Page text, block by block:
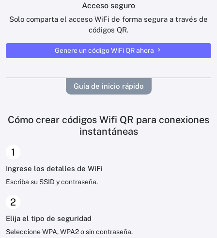
Acceso seguro
Solo comparta el acceso WiFi de forma segura a través de
códigos QR.
Genere un código WiFi QR ahora
Guía de inicio rápido
Cómo crear códigos Wifi QR para conexiones
instantáneas
1
Ingrese los detalles de WiFi
Escriba su SSID y contraseña.
2
Elija el tipo de seguridad
Seleccione WPA, WPA2 o sin contraseña.